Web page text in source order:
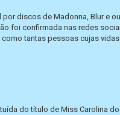
discos de Madonna, Blur e
foi confirmada nas redes
tantas pessoas cujas
do título de Miss Carolina